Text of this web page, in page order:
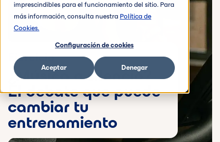
imprescindibles para el funcionamiento del sitio. Para
más información, consulta nuestra Política de
Cookies.
Configuración de cookies
Aceptar Denegar
Ejercicio
¿Música o silencio?
El debate que puede
cambiar tu
entrenamiento